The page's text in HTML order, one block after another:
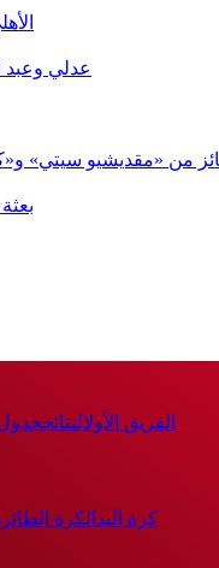
عدلي وعبد
من «مقديشيو سيتي»
الفريق الأولالنتائججدول
كرة اليد الكرة